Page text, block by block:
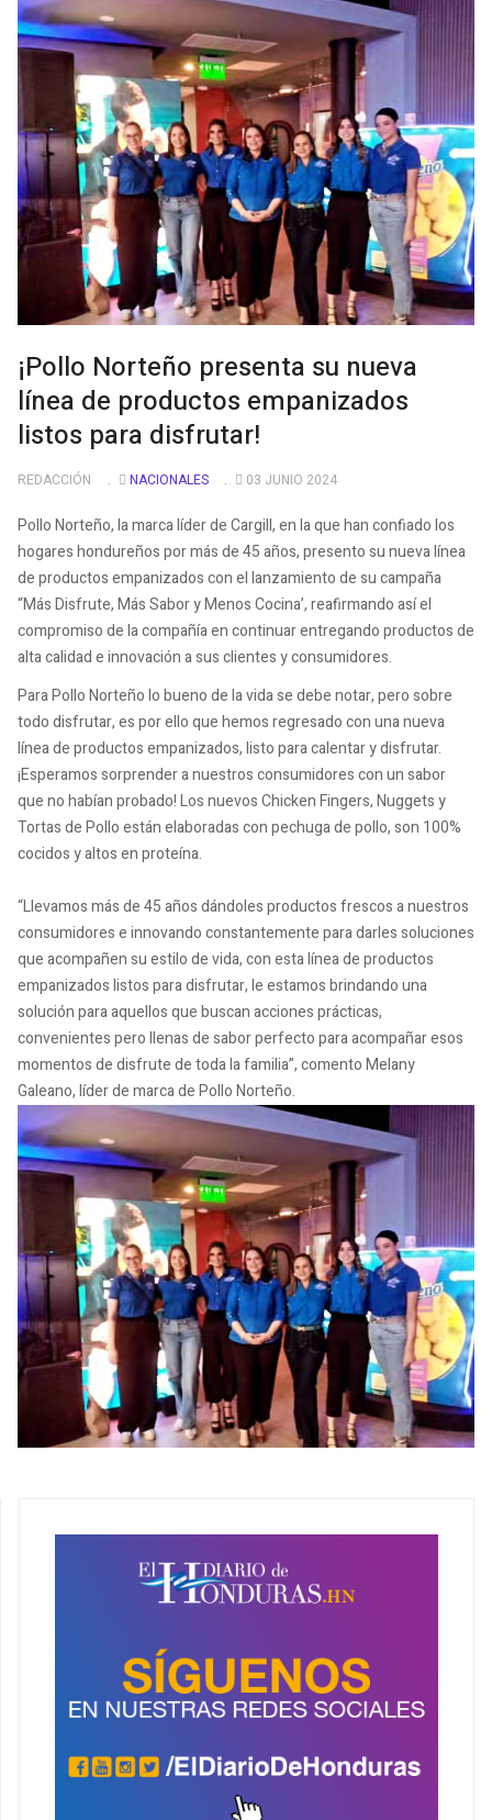
¡Pollo Norteño presenta su nueva
línea de productos empanizados
listos para disfrutar!
REDACCIÓN NACIONALES 03 JUNIO 2024
Pollo Norteño, la marca líder de Cargill, en la que han confiado los
hogares hondureños por más de 45 años, presento su nueva línea
de productos empanizados con el lanzamiento de su campaña
“Más Disfrute, Más Sabor y Menos Cocina’, reafirmando así el
compromiso de la compañía en continuar entregando productos de
alta calidad e innovación a sus clientes y consumidores.
Para Pollo Norteño lo bueno de la vida se debe notar, pero sobre
todo disfrutar, es por ello que hemos regresado con una nueva
línea de productos empanizados, listo para calentar y disfrutar.
¡Esperamos sorprender a nuestros consumidores con un sabor
que no habían probado! Los nuevos Chicken Fingers, Nuggets y
Tortas de Pollo están elaboradas con pechuga de pollo, son 100%
cocidos y altos en proteína.
“Llevamos más de 45 años dándoles productos frescos a nuestros
consumidores e innovando constantemente para darles soluciones
que acompañen su estilo de vida, con esta línea de productos
empanizados listos para disfrutar, le estamos brindando una
solución para aquellos que buscan acciones prácticas,
convenientes pero llenas de sabor perfecto para acompañar esos
momentos de disfrute de toda la familia”, comento Melany
Galeano, líder de marca de Pollo Norteño.